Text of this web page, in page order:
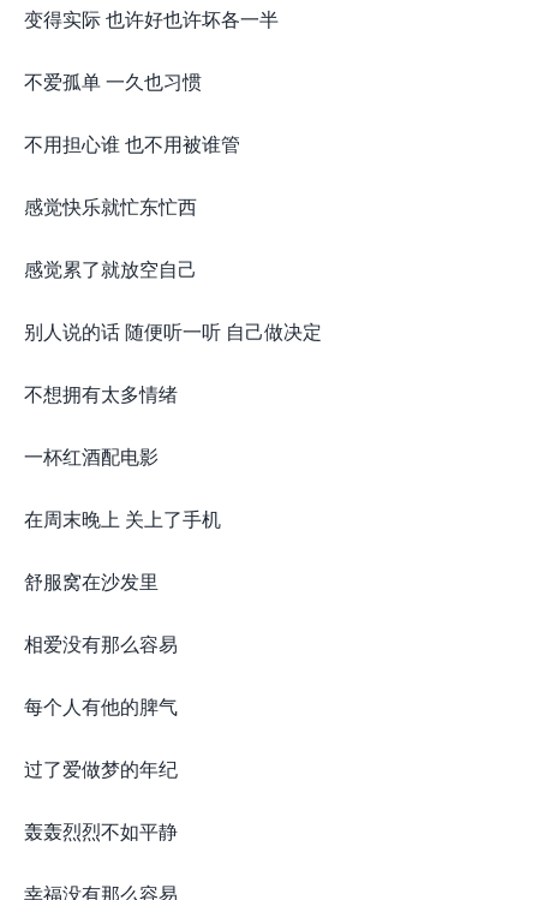
变得实际 也许好也许坏各一半
不爱孤单 一久也习惯
不用担心谁 也不用被谁管
感觉快乐就忙东忙西
感觉累了就放空自己
别人说的话 随便听一听 自己做决定
不想拥有太多情绪
一杯红酒配电影
在周末晚上 关上了手机
舒服窝在沙发里
相爱没有那么容易
每个人有他的脾气
过了爱做梦的年纪
轰轰烈烈不如平静
幸福没有那么容易